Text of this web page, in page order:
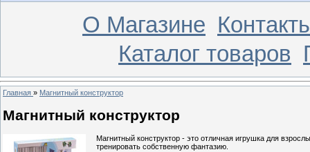
О Магазине
Каталог товаров
Главная » Магнитный конструктор
Магнитный конструктор
Магнитный конструктор - это отличная игрушка для
тренировать собственную фантазию.